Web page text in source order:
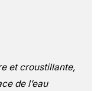
et croustillante,
de l’eau